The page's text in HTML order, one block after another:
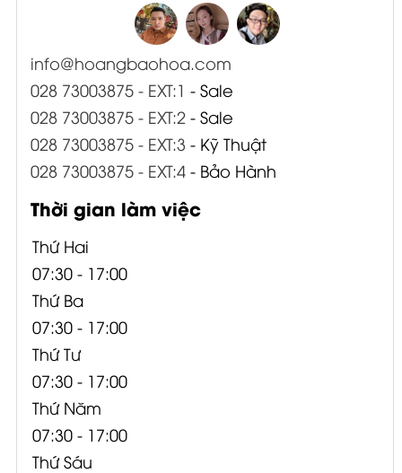
info@hoangbaohoa.com
028 73003875 - EXT:1 - Sale
028 73003875 - EXT:2- Sale
028 73003875 - EXT:3 - Kỹ Thuật
028 73003875 - EXT:4- Bảo Hành
Thời gian làm việc
Thứ Hai
07:30 - 17:00
Thứ Ba
07:30 - 17:00
Thứ Tư
07:30 - 17:00
Thứ Năm
07:30 - 17:00
Thứ Sáu